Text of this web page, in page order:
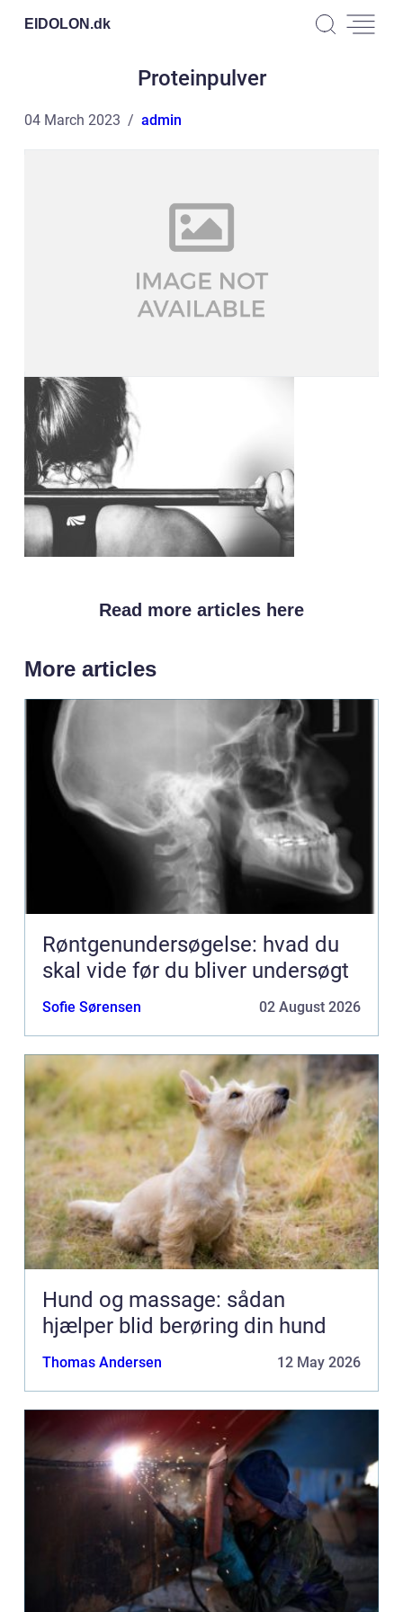
EIDOLON.dk
Proteinpulver
04 March 2023 admin
Read more articles here
More articles
Røntgenundersøgelse: hvad du
skal vide før du bliver undersøgt
Sofie Sørensen 02 August 2026
Hund og massage: sådan
hjælper blid berøring din hund
Thomas Andersen 12 May 2026